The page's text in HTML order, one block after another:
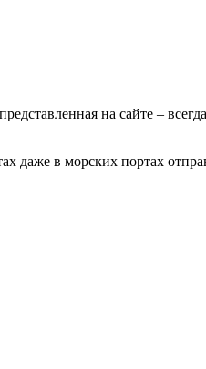
на сайте –
даже в морских портах